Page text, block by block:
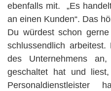
ebenfalls mit. „Es
an einen Kunden“. Das
Du würdest schon
schlussendlich
des Unternehmens
geschaltet hat und
Personaldienstleister